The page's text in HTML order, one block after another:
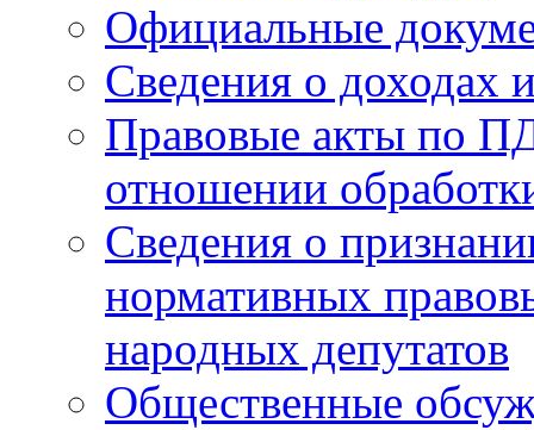
Официальные
Сведения о доходах
Правовые акты по
отношении
Сведения о
нормативных
народных депутатов
Общественные